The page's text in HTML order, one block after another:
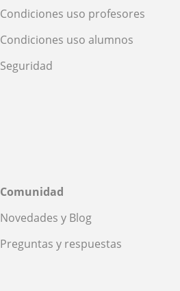
Condiciones uso profesores
Condiciones uso alumnos
Seguridad
Comunidad
Novedades y Blog
Preguntas y respuestas